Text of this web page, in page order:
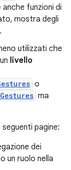
funzioni di
mostra degli
utilizzati che
livello
o
ma
pagine:
dei
un ruolo nella